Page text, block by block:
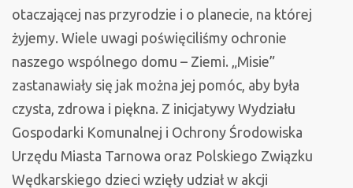
otaczającej nas przyrodzie i o planecie, na której
żyjemy. Wiele uwagi poświęciliśmy ochronie
naszego wspólnego domu – Ziemi. „Misie”
zastanawiały się jak można jej pomóc, aby była
czysta, zdrowa i piękna. Z inicjatywy Wydziału
Gospodarki Komunalnej i Ochrony Środowiska
Urzędu Miasta Tarnowa oraz Polskiego Związku
Wędkarskiego dzieci wzięły udział w akcji